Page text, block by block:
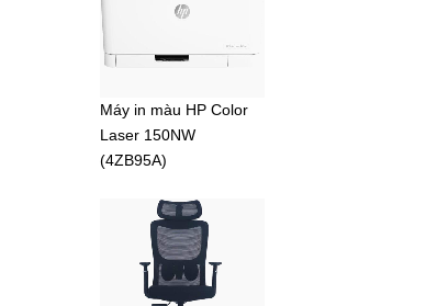
Máy in màu HP Color
Laser 150NW
(4ZB95A)